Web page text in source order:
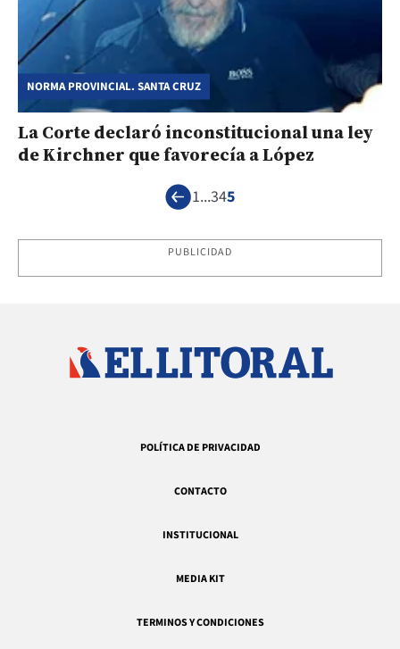
NORMA PROVINCIAL. SANTA CRUZ
La Corte declaró inconstitucional una ley
de Kirchner que favorecía a López
1...345
PUBLICIDAD
POLÍTICA DE PRIVACIDAD
CONTACTO
INSTITUCIONAL
MEDIA KIT
TERMINOS Y CONDICIONES